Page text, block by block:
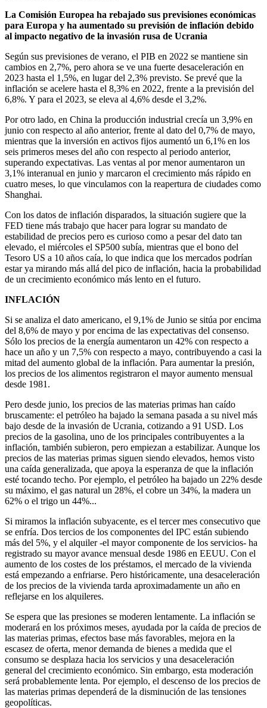
La Comisión Europea ha rebajado sus previsiones económicas
para Europa y ha aumentado su previsión de inflación debido
al impacto negativo de la invasión rusa de Ucrania
Según sus previsiones de verano, el PIB en 2022 se mantiene sin
cambios en 2,7%, pero ahora se ve una fuerte desaceleración en
2023 hasta el 1,5%, en lugar del 2,3% previsto. Se prevé que la
inflación se acelere hasta el 8,3% en 2022, frente a la previsión del
6,8%. Y para el 2023, se eleva al 4,6% desde el 3,2%.
Por otro lado, en China la producción industrial crecía un 3,9% en
junio con respecto al año anterior, frente al dato del 0,7% de mayo,
mientras que la inversión en activos fijos aumentó un 6,1% en los
seis primeros meses del año con respecto al periodo anterior,
superando expectativas. Las ventas al por menor aumentaron un
3,1% interanual en junio y marcaron el crecimiento más rápido en
cuatro meses, lo que vinculamos con la reapertura de ciudades como
Shanghai.
Con los datos de inflación disparados, la situación sugiere que la
FED tiene más trabajo que hacer para lograr su mandato de
estabilidad de precios pero es curioso como a pesar del dato tan
elevado, el miércoles el SP500 subía, mientras que el bono del
Tesoro US a 10 años caía, lo que indica que los mercados podrían
estar ya mirando más allá del pico de inflación, hacia la probabilidad
de un crecimiento económico más lento en el futuro.
INFLACIÓN
Si se analiza el dato americano, el 9,1% de Junio se sitúa por encima
del 8,6% de mayo y por encima de las expectativas del consenso.
Sólo los precios de la energía aumentaron un 42% con respecto a
hace un año y un 7,5% con respecto a mayo, contribuyendo a casi la
mitad del aumento global de la inflación. Para aumentar la presión,
los precios de los alimentos registraron el mayor aumento mensual
desde 1981.
Pero desde junio, los precios de las materias primas han caído
bruscamente: el petróleo ha bajado la semana pasada a su nivel más
bajo desde de la invasión de Ucrania, cotizando a 91 USD. Los
precios de la gasolina, uno de los principales contribuyentes a la
inflación, también subieron, pero empiezan a estabilizar. Aunque los
precios de las materias primas siguen siendo elevados, hemos visto
una caída generalizada, que apoya la esperanza de que la inflación
esté tocando techo. Por ejemplo, el petróleo ha bajado un 22% desde
su máximo, el gas natural un 28%, el cobre un 34%, la madera un
62% o el trigo un 44%...
Si miramos la inflación subyacente, es el tercer mes consecutivo que
se enfría. Dos tercios de los componentes del IPC están subiendo
más del 5%, y el alquiler -el mayor componente de los servicios- ha
registrado su mayor avance mensual desde 1986 en EEUU. Con el
aumento de los costes de los préstamos, el mercado de la vivienda
está empezando a enfriarse. Pero históricamente, una desaceleración
de los precios de la vivienda tarda aproximadamente un año en
reflejarse en los alquileres.
Se espera que las presiones se moderen lentamente. La inflación se
moderará en los próximos meses, ayudada por la caída de precios de
las materias primas, efectos base más favorables, mejora en la
escasez de oferta, menor demanda de bienes a medida que el
consumo se desplaza hacia los servicios y una desaceleración
general del crecimiento económico. Sin embargo, esta moderación
será probablemente lenta. Por ejemplo, el descenso de los precios de
las materias primas dependerá de la disminución de las tensiones
geopolíticas.